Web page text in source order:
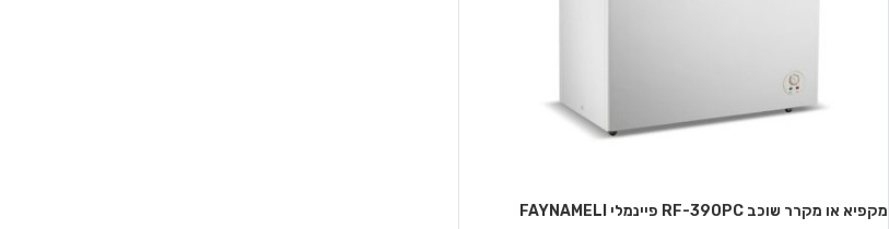
מקפיא או מקרר שוכב RF-390PC פיינמלי FAYNAMELI